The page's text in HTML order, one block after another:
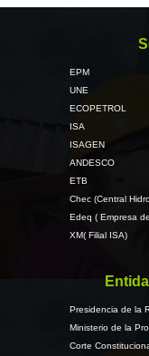
EPM
UNE
ECOPETROL
ISA
ISAGEN
ANDESCO
ETB
Chec (Central
Edeq ( Empresa
XM( Filial ISA)
Presidencia de la
Ministerio de la
Corte